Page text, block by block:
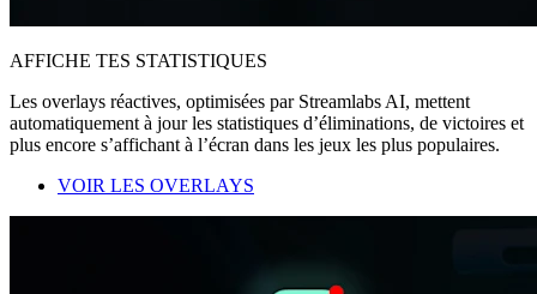
AFFICHE TES STATISTIQUES
Les overlays réactives, optimisées par Streamlabs AI, mettent
automatiquement à jour les statistiques d’éliminations, de victoires et
plus encore s’affichant à l’écran dans les jeux les plus populaires.
VOIR LES OVERLAYS